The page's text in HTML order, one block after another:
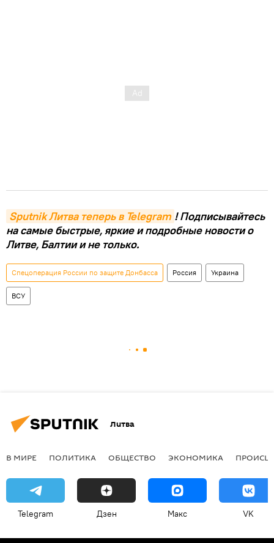
Sputnik Литва теперь в Telegram ! Подписывайтесь
на самые быстрые, яркие и подробные новости о
Литве, Балтии и не только.
Спецоперация России по защите Донбасса Россия Украина
ВСУ
Литва
В МИРЕ ПОЛИТИКА ОБЩЕСТВО ЭКОНОМИКА
Telegram Дзен Макс VK